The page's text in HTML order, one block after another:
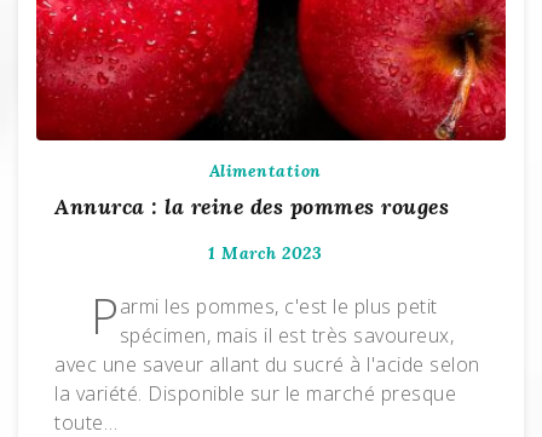
Alimentation
Annurca : la reine des pommes rouges
1 March 2023
Parmi les pommes, c'est le plus petit
spécimen, mais il est très savoureux,
avec une saveur allant du sucré à l'acide selon
la variété. Disponible sur le marché presque
toute…